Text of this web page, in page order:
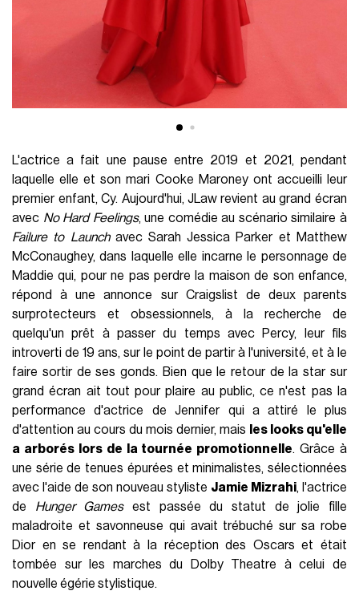
L'actrice a fait une pause entre 2019 et 2021, pendant
laquelle elle et son mari Cooke Maroney ont accueilli leur
premier enfant, Cy. Aujourd'hui, JLaw revient au grand écran
avec No Hard Feelings, une comédie au scénario similaire à
Failure to Launchavec Sarah Jessica Parker et Matthew
McConaughey, dans laquelle elle incarne le personnage de
Maddie qui, pour ne pas perdre la maison de son enfance,
répond à une annonce sur Craigslist de deux parents
surprotecteurs et obsessionnels, à la recherche de
quelqu'un prêt à passer du temps avec Percy, leur fils
introverti de 19 ans, sur le point de partir à l'université, et à le
faire sortir de ses gonds. Bien que le retour de la star sur
grand écran ait tout pour plaire au public, ce n'est pas la
performance d'actrice de Jennifer qui a attiré le plus
d'attention au cours du mois dernier, mais
les looks qu'elle
a arborés lors de la tournée promotionnelle. Grâce à
une série de tenues épurées et minimalistes, sélectionnées
avec l'aide de son nouveau styliste Jamie Mizrahi, l'actrice
de Hunger Gamesest passée du statut de jolie fille
maladroite et savonneuse qui avait trébuché sur sa robe
Dior en se rendant à la réception des Oscars et était
tombée sur les marches du Dolby Theatre à celui de
nouvelle égérie stylistique.